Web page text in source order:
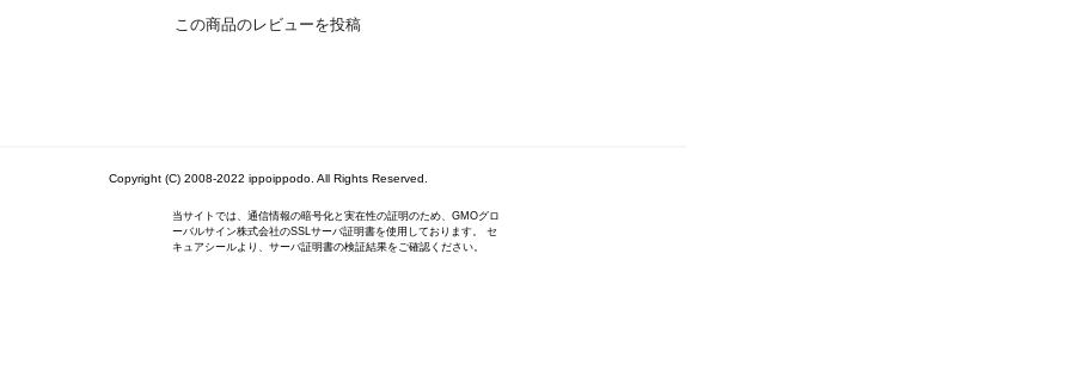
この商品のレビューを投稿
Copyright (C) 2008-2022 ippoippodo. All Rights Reserved.
当サイトでは、通信情報の暗号化と実在性の証明のため、GMOグロ
ーバルサイン株式会社のSSLサーバ証明書を使用しております。 セ
キュアシールより、サーバ証明書の検証結果をご確認ください。